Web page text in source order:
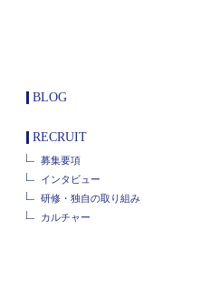
BLOG
RECRUIT
募集要項
インタビュー
研修・独自の取り組み
カルチャー